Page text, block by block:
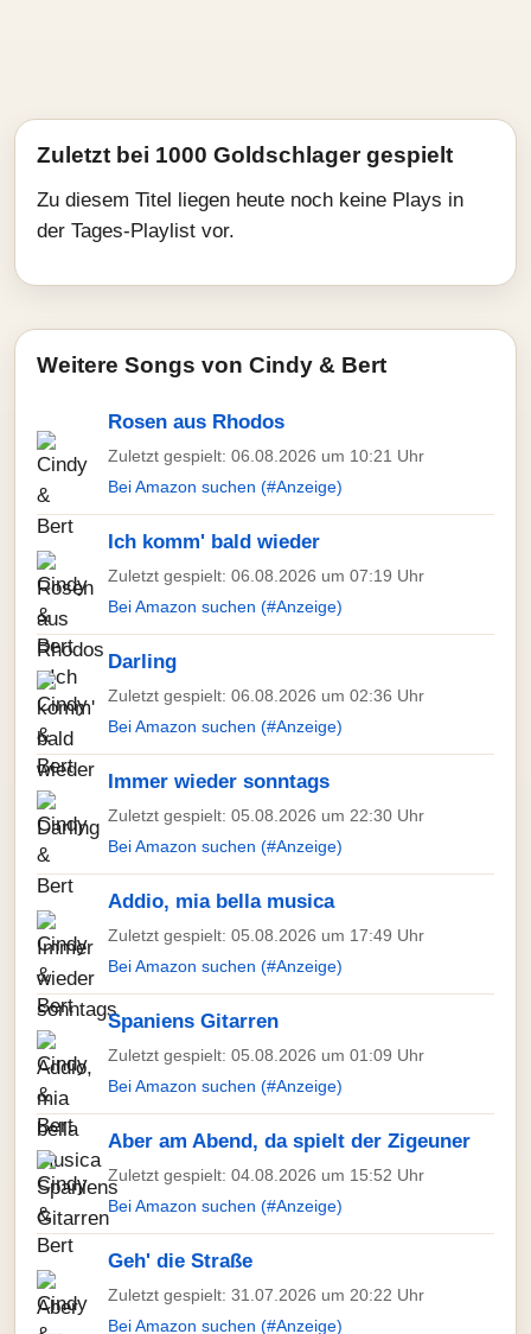
Zuletzt bei 1000 Goldschlager gespielt
Zu diesem Titel liegen heute noch keine Plays in
der Tages-Playlist vor.
Weitere Songs von Cindy & Bert
Rosen aus Rhodos
Zuletzt gespielt: 06.08.2026 um 10:21 Uhr
Bei Amazon suchen (#Anzeige)
Ich komm' bald wieder
Zuletzt gespielt: 06.08.2026 um 07:19 Uhr
Bei Amazon suchen (#Anzeige)
Darling
Zuletzt gespielt: 06.08.2026 um 02:36 Uhr
Bei Amazon suchen (#Anzeige)
Immer wieder sonntags
Zuletzt gespielt: 05.08.2026 um 22:30 Uhr
Bei Amazon suchen (#Anzeige)
Addio, mia bella musica
Zuletzt gespielt: 05.08.2026 um 17:49 Uhr
Bei Amazon suchen (#Anzeige)
Spaniens Gitarren
Zuletzt gespielt: 05.08.2026 um 01:09 Uhr
Bei Amazon suchen (#Anzeige)
Aber am Abend, da spielt der Zigeuner
Zuletzt gespielt: 04.08.2026 um 15:52 Uhr
Bei Amazon suchen (#Anzeige)
Geh' die Straße
Zuletzt gespielt: 31.07.2026 um 20:22 Uhr
Bei Amazon suchen (#Anzeige)